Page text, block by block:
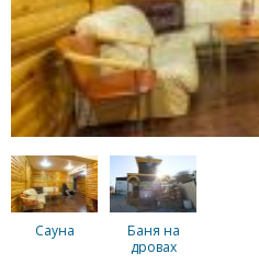
Сауна
Баня на
дровах